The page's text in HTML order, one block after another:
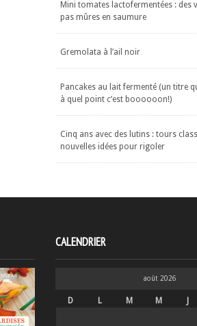
Mini tomates lactofermentées : des
pas mûres en saumure
Gremolata à l’ail noir
Pancakes au lait fermenté (un titre
à quel point c’est boooooon!)
Cinq ans avec des lutins : tours
nouvelles idées pour rigoler
CALENDRIER
août 2026
D L M M J